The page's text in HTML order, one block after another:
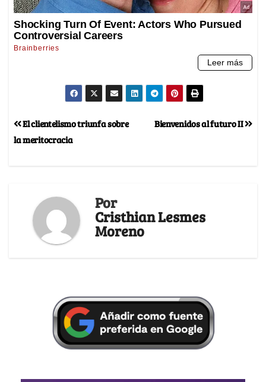
Bienvenidos al futuro II
El clientelismo triunfa sobre
la meritocracia
Por
Cristhian Lesmes
Moreno